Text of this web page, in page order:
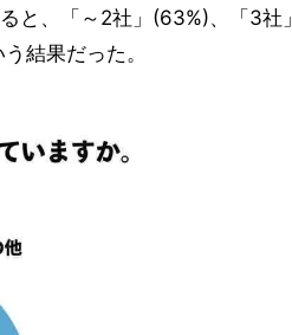
と、「～2社」(63%)、「3社」
結果だった。